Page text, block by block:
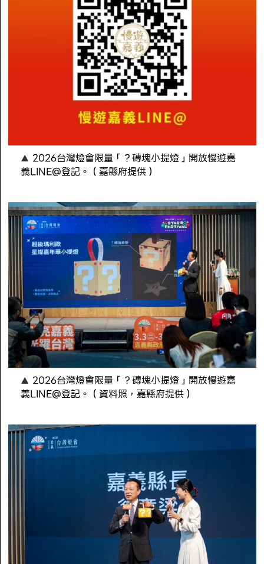
2026台灣燈會限量「？磚塊小提燈」開放慢遊嘉
義LINE@登記。（嘉縣府提供）
2026台灣燈會限量「？磚塊小提燈」開放慢遊嘉
義LINE@登記。（資料照，嘉縣府提供）